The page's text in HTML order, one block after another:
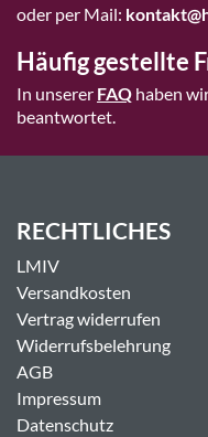
oder per Mail:
Häufig gestellte
In unserer FAQ haben
beantwortet.
RECHTLICHES
LMIV
Versandkosten
Vertrag widerrufen
Widerrufsbelehrung
AGB
Impressum
Datenschutz